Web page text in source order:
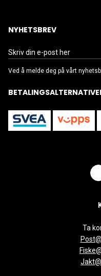
NYHETSBREV
Ved å melde deg på vårt
Ta